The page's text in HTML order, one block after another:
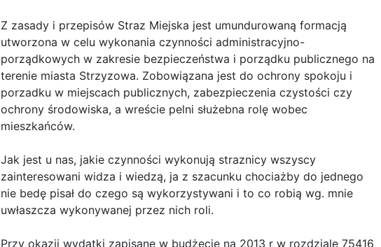
Z zasady i przepisów Straz Miejska jest umundurowaną formacją
utworzona w celu wykonania czynności administracyjno-
porządkowych w zakresie bezpieczeństwa i porządku publicznego na
terenie miasta Strzyzowa. Zobowiązana jest do ochrony spokoju i
porzadku w miejscach publicznych, zabezpieczenia czystości czy
ochrony środowiska, a wreście pelni służebna rolę wobec
mieszkańców.
Jak jest u nas, jakie czynności wykonują straznicy wszyscy
zainteresowani widza i wiedzą, ja z szacunku chociażby do jednego
nie bedę pisał do czego są wykorzystywani i to co robią wg. mnie
uwłaszcza wykonywanej przez nich roli.
Przy okazji wydatki zapisane w budżecie na 2013 r w rozdziale 75416